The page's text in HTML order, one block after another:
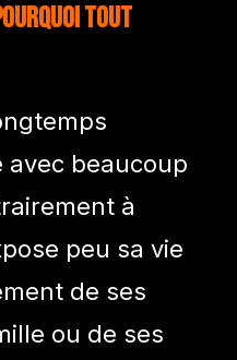
tout
avec beaucoup
à
peu sa vie
de ses
ou de ses